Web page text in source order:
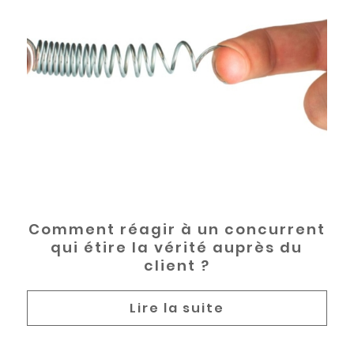
Comment réagir à un concurrent
qui étire la vérité auprès du
client ?